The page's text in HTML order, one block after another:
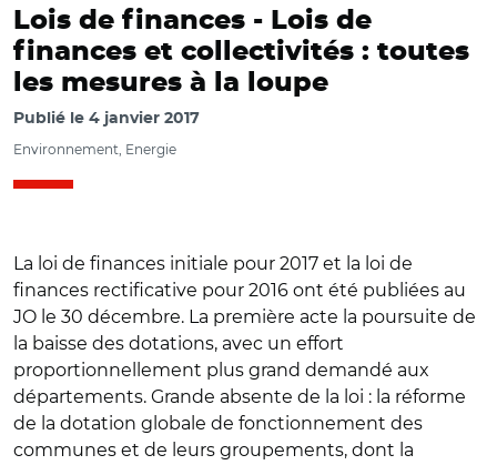
Lois de finances - Lois de
finances et collectivités : toutes
les mesures à la loupe
Publié le 4 janvier 2017
Environnement, Energie
La loi de finances initiale pour 2017 et la loi de
finances rectificative pour 2016 ont été publiées au
JO le 30 décembre. La première acte la poursuite de
la baisse des dotations, avec un effort
proportionnellement plus grand demandé aux
départements. Grande absente de la loi : la réforme
de la dotation globale de fonctionnement des
communes et de leurs groupements, dont la